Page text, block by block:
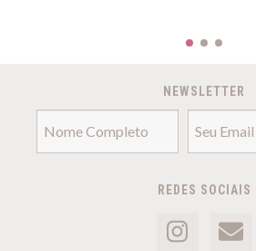
NEWSLETTER
REDES SOCIAIS